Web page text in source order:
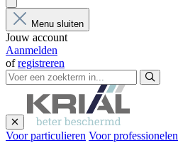
Menu sluiten
Jouw account
Aanmelden
ofregistreren
Voor particulieren Voor professionelen